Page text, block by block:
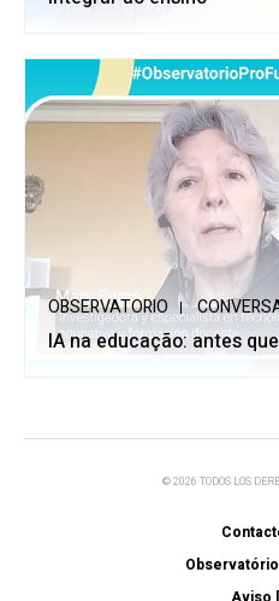
OBSERVATORIO
IA na educação: antes
© 2026 TODOS LOS